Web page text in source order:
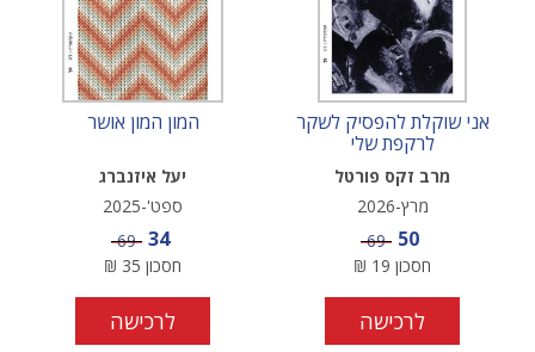
אני שוקלת להפסיק לשקר
לרקפת שלי
מרב זקס פורטל
מרץ-2026
מחיר מבצע
50 מחיר
69
חסכון 19
₪
לרכישה
המון המון אושר
יעל איזנברג
ספט'-2025
מחיר מבצע
34 מחיר
69
חסכון 35
₪
לרכישה